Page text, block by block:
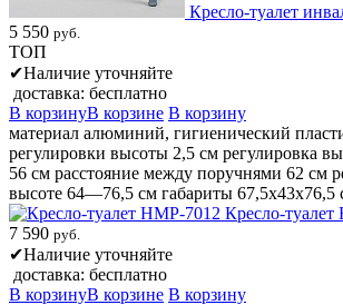
Кресло-туалет
5 550 руб.
ТОП
✔Наличие уточняйте
доставка: бесплатно
В корзинуВ корзине В корзину
материал алюминий, гигиенический
регулировки высоты 2,5 см регулировка
56 см расстояние между поручнями 62 см
высоте 64—76,5 см габариты 67,5x43х76,5
Кресло-туалет
7 590 руб.
✔Наличие уточняйте
доставка: бесплатно
В корзинуВ корзине В корзину